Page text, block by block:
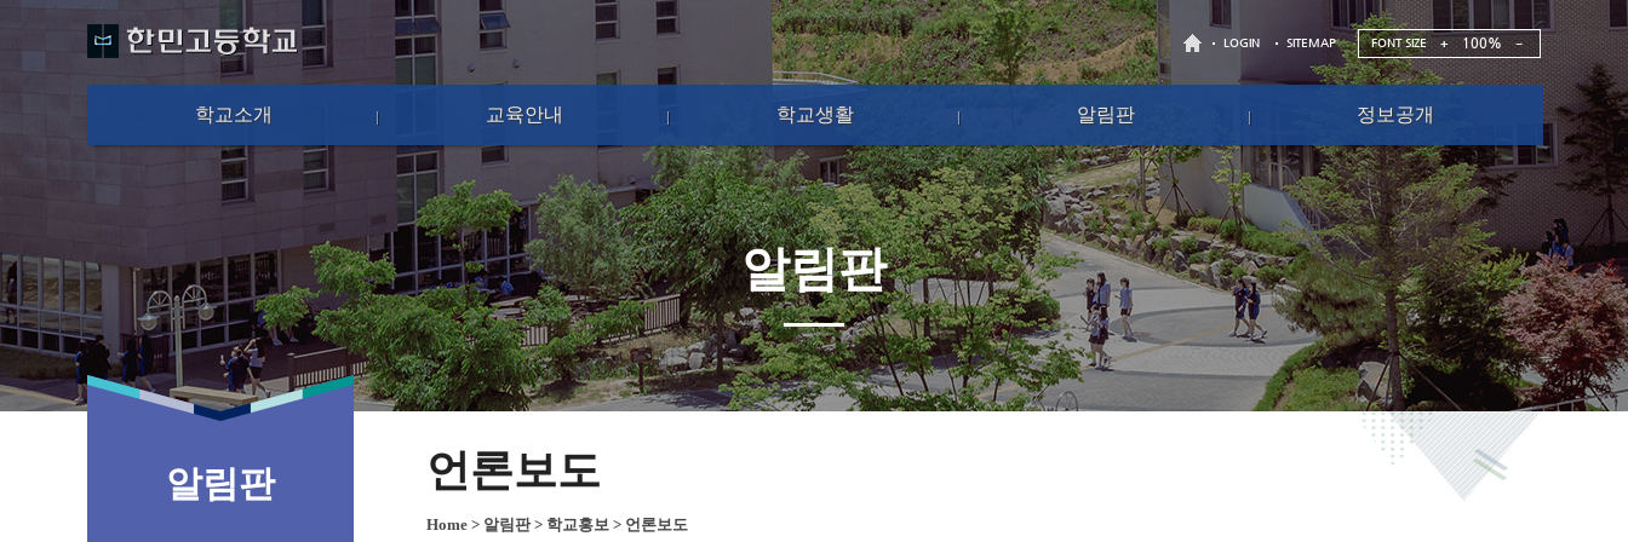
LOGIN SITEMAP FONT SIZE 100%
학교소개 교육안내 학교생활 알림판 정보공개
알림판
알림판
Home > 알림판> 학교홍보 > 언론보도
언론보도